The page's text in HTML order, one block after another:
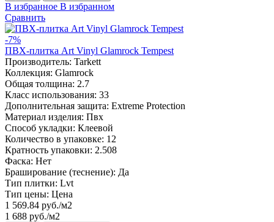
В избранное В избранном
Сравнить
-7%
ПВХ-плитка Art Vinyl Glamrock Tempest
Производитель: Tarkett
Коллекция: Glamrock
Общая толщина: 2.7
Класс использования: 33
Дополнительная защита: Extreme Protection
Материал изделия: Пвх
Способ укладки: Клеевой
Количество в упаковке: 12
Кратность упаковки: 2.508
Фаска: Нет
Браширование (теснение): Да
Тип плитки: Lvt
Тип цены: Цена
1 569.84 руб./м2
1 688 руб./м2